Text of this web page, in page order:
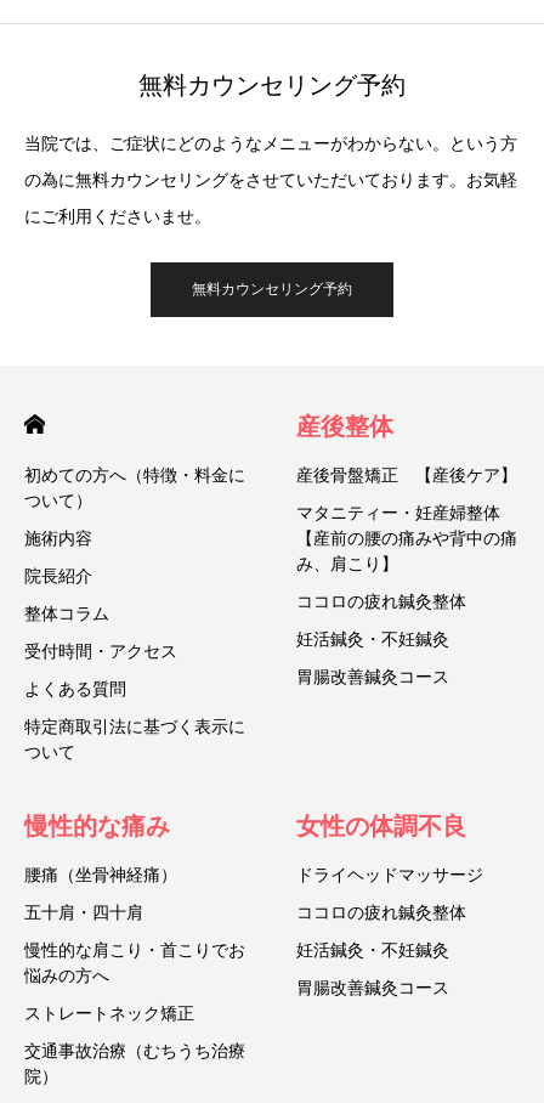
無料カウンセリング予約
当院では、ご症状にどのようなメニューがわからない。という方
の為に無料カウンセリングをさせていただいております。お気軽
にご利用くださいませ。
無料カウンセリング予約
初めての方へ（特徴・料金に
ついて）
施術内容
院長紹介
整体コラム
受付時間・アクセス
よくある質問
特定商取引法に基づく表示に
ついて
産後整体
産後骨盤矯正 【産後ケア】
マタニティー・妊産婦整体
【産前の腰の痛みや背中の痛
み、肩こり】
ココロの疲れ鍼灸整体
妊活鍼灸・不妊鍼灸
胃腸改善鍼灸コース
慢性的な痛み
腰痛（坐骨神経痛）
五十肩・四十肩
慢性的な肩こり・首こりでお
悩みの方へ
ストレートネック矯正
交通事故治療（むちうち治療
院）
女性の体調不良
ドライヘッドマッサージ
ココロの疲れ鍼灸整体
妊活鍼灸・不妊鍼灸
胃腸改善鍼灸コース